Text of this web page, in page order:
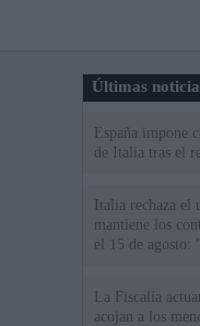
Últimas
España impone
de Italia tras el
Italia rechaza
mantiene los
el 15 de agosto:
La Fiscalía
acojan a los